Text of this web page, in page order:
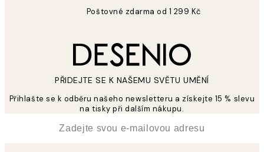
Poštovné zdarma od 1 299 Kč
PŘIDEJTE SE K NAŠEMU SVĚTU UMĚNÍ
Přihlašte se k odběru našeho newsletteru a získejte 15 % slevu
na tisky při dalším nákupu.